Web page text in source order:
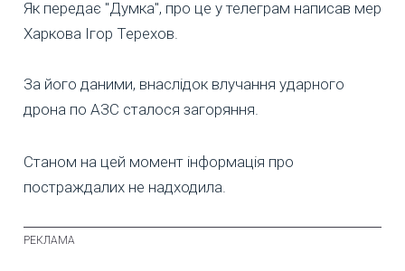
Як передає "Думка", про це у телеграм написав мер
Харкова Ігор Терехов.
За його даними, внаслідок влучання ударного
дрона по АЗС сталося загоряння.
Станом на цей момент інформація про
постраждалих не надходила.